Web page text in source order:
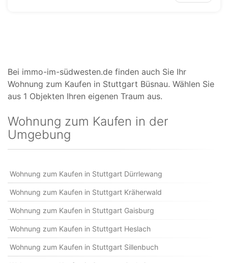
Bei immo-im-südwesten.de finden auch Sie Ihr
Wohnung zum Kaufen in Stuttgart Büsnau. Wählen Sie
aus 1 Objekten Ihren eigenen Traum aus.
Wohnung zum Kaufen in der
Umgebung
Wohnung zum Kaufen in Stuttgart Dürrlewang
Wohnung zum Kaufen in Stuttgart Kräherwald
Wohnung zum Kaufen in Stuttgart Gaisburg
Wohnung zum Kaufen in Stuttgart Heslach
Wohnung zum Kaufen in Stuttgart Sillenbuch